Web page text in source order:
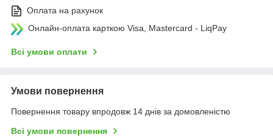
Оплата на рахунок
Онлайн-оплата карткою Visa, Mastercard - LiqPay
Всі умови оплати
Умови повернення
Повернення товару впродовж 14 днів за домовленістю
Всі умови повернення